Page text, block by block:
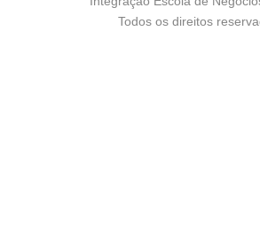
Todos os direitos